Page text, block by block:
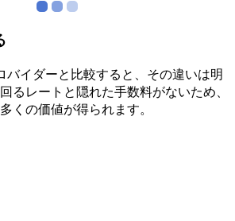
バイダーと比較すると、その違いは明
るレートと隠れた手数料がないため、
くの価値が得られます。